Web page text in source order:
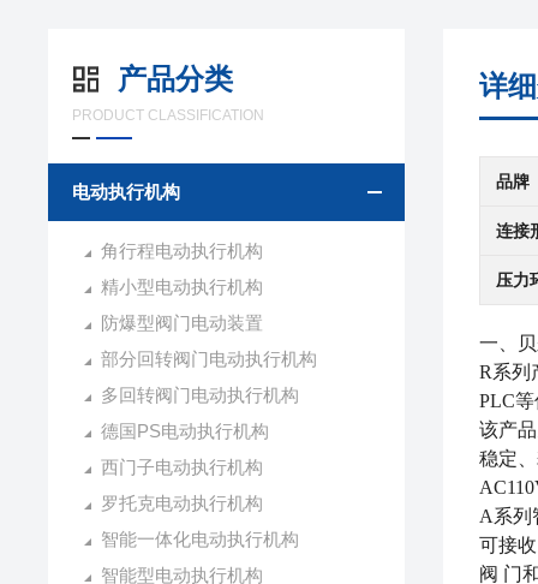
产品分类
PRODUCT CLASSIFICATION
电动执行机构
角行程电动执行机构
精小型电动执行机构
防爆型阀门电动装置
部分回转阀门电动执行机构
多回转阀门电动执行机构
德国PS电动执行机构
西门子电动执行机构
罗托克电动执行机构
智能一体化电动执行机构
智能型电动执行机构
详
品牌
连接
压力
一、
R系列
PLC
该产
稳定
A系列
可接
阀 门